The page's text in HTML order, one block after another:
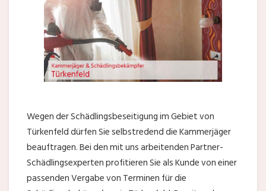
Wegen der Schädlingsbeseitigung im Gebiet von
Türkenfeld dürfen Sie selbstredend die Kammerjäger
beauftragen. Bei den mit uns arbeitenden Partner-
Schädlingsexperten profitieren Sie als Kunde von einer
passenden Vergabe von Terminen für die